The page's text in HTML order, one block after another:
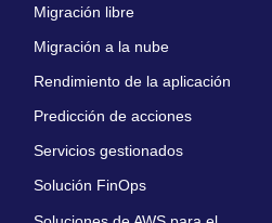
Migración libre
Migración a la nube
Rendimiento de la aplicación
Predicción de acciones
Servicios gestionados
Solución FinOps